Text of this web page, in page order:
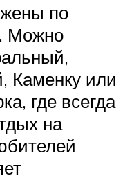
по
Можно
Каменку или
где всегда
на